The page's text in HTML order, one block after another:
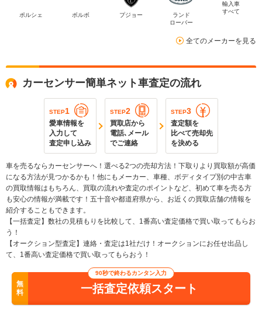
ポルシェ ボルボ プジョー
ランド
ローバー
輸入車
すべて
全てのメーカーを見る
カーセンサー簡単ネット車査定の流れ
STEP1
愛車情報を
入力して
査定申し込み
STEP2
買取店から
電話､メール
でご連絡
STEP3
査定額を
比べて売却先
を決める
車を売るならカーセンサーへ！選べる2つの売却方法！下取りより買取額が高価
になる方法が見つかるかも！他にもメーカー、車種、ボディタイプ別の中古車
の買取情報はもちろん、買取の流れや査定のポイントなど、初めて車を売る方
も安心の情報が満載です！五十音や都道府県から、お近くの買取店舗の情報を
紹介することもできます。
【一括査定】数社の見積もりを比較して、1番高い査定価格で買い取ってもらお
う！
【オークション型査定】連絡・査定は1社だけ！オークションにお任せ出品し
て、1番高い査定価格で買い取ってもらおう！
無
料
90秒で終わるカンタン入力
一括査定依頼スタート